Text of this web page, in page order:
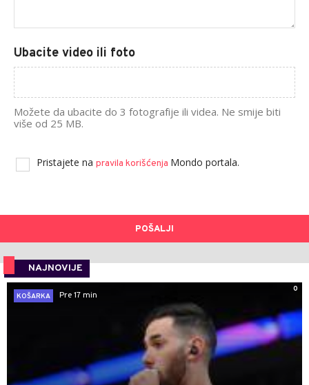
Ubacite video ili foto
Možete da ubacite do 3 fotografije ili videa. Ne smije biti
više od 25 MB.
Pristajete na pravila korišćenja Mondo portala.
POŠALJI
NAJNOVIJE
0
KOŠARKA
Pre 17 min